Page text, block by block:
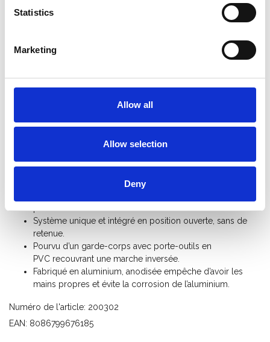
Statistics
Marketing
Allow all
Allow selection
Deny
Informations sur le produit Produits similaires
ASC escabeau simple 4 marches BT-4
L'escabelle avec 4 marches de ASC Premium est très robuste,
un profil antidérapant. Toutes les marches sont cousues,
soudées et verrouillées dans le profil. L'escabeau ASC est
équipé de capuchons antidérapants de haute qualité à la base
Système unique et intégré en position ouverte, sans de
retenue.
Pourvu d’un garde-corps avec porte-outils en
PVC recouvrant une marche inversée.
Fabriqué en aluminium, anodisée empêche d’avoir les
mains propres et évite la corrosion de l’aluminium.
Numéro de l'article: 200302
EAN: 8086799676185